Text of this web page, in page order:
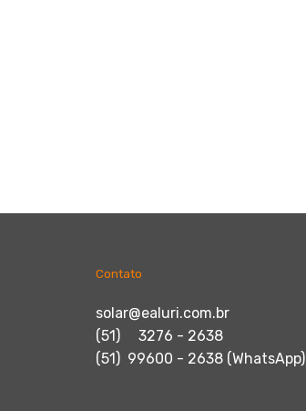
Contato
solar@ealuri.com.br
(51) 3276 - 2638
(51) 99600 - 2638 (WhatsApp)